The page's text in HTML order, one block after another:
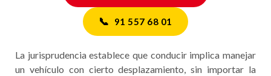
📞 91 557 68 01
La jurisprudencia establece que conducir implica manejar
un vehículo con cierto desplazamiento, sin importar la